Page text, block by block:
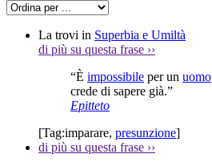
La trovi in Superbia e Umiltà
di più su questa frase ››
“È impossibile per un uomo
crede di sapere già.”
Epitteto
[Tag:imparare, presunzione]
di più su questa frase ››